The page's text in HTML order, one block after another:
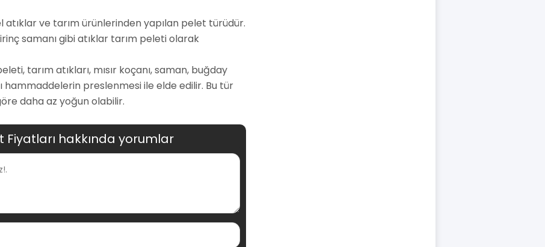
atıklar ve tarım ürünlerinden yapılan pelet türüdür.
samanı gibi atıklar tarım peleti olarak
tarım atıkları, mısır koçanı, saman, buğday
hammaddelerin preslenmesi ile elde edilir. Bu tür
daha az yoğun olabilir.
Fiyatları hakkında yorumlar